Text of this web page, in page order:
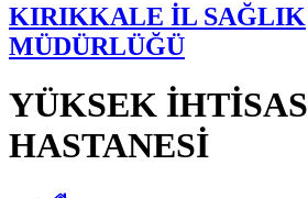
KIRIKKALE İL SAĞLIK
MÜDÜRLÜĞÜ
YÜKSEK İHTİSAS
HASTANESİ